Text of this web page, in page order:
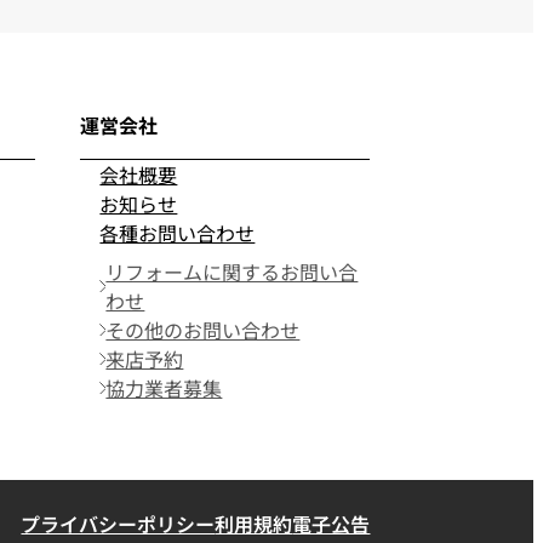
運営会社
会社概要
お知らせ
各種お問い合わせ
リフォームに関するお問い合
わせ
その他のお問い合わせ
来店予約
協力業者募集
プライバシーポリシー利用規約電子公告